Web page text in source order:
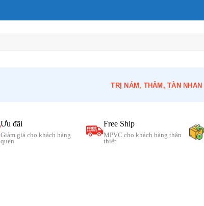
TRỊ NÁM, THÂM, TÀN NHAN
Ưu đãi
Giảm giá cho khách hàng
quen
Free Ship
MPVC cho khách hàng thân
thiết